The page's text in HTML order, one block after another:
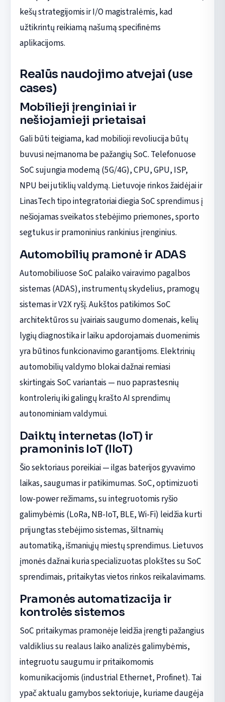
kešų strategijomis ir I/O magistralėmis, kad
užtikrintų reikiamą našumą specifinėms
aplikacijoms.
Realūs naudojimo atvejai (use
cases)
Mobilieji įrenginiai ir
nešiojamieji prietaisai
Gali būti teigiama, kad mobilioji revoliucija būtų
buvusi neįmanoma be pažangių SoC. Telefonuose
SoC sujungia modemą (5G/4G), CPU, GPU, ISP,
NPU bei jutiklių valdymą. Lietuvoje rinkos žaidėjai ir
LinasTech tipo integratoriai diegia SoC sprendimus į
nešiojamas sveikatos stebėjimo priemones, sporto
segtukus ir pramoninius rankinius įrenginius.
Automobilių pramonė ir ADAS
Automobiliuose SoC palaiko vairavimo pagalbos
sistemas (ADAS), instrumentų skydelius, pramogų
sistemas ir V2X ryšį. Aukštos patikimos SoC
architektūros su įvairiais saugumo domenais, kelių
lygių diagnostika ir laiku apdorojamais duomenimis
yra būtinos funkcionavimo garantijoms. Elektrinių
automobilių valdymo blokai dažnai remiasi
skirtingais SoC variantais — nuo paprastesnių
kontrolerių iki galingų krašto AI sprendimų
autonominiam valdymui.
Daiktų internetas (IoT) ir
pramoninis IoT (IIoT)
Šio sektoriaus poreikiai — ilgas baterijos gyvavimo
laikas, saugumas ir patikimumas. SoC, optimizuoti
low-power režimams, su integruotomis ryšio
galimybėmis (LoRa, NB-IoT, BLE, Wi-Fi) leidžia kurti
prijungtas stebėjimo sistemas, šiltnamių
automatiką, išmaniųjų miestų sprendimus. Lietuvos
įmonės dažnai kuria specializuotas plokštes su SoC
sprendimais, pritaikytas vietos rinkos reikalavimams.
Pramonės automatizacija ir
kontrolės sistemos
SoC pritaikymas pramonėje leidžia įrengti pažangius
valdiklius su realaus laiko analizės galimybėmis,
integruotu saugumu ir pritaikomomis
komunikacijomis (industrial Ethernet, Profinet). Tai
ypač aktualu gamybos sektoriuje, kuriame daugėja